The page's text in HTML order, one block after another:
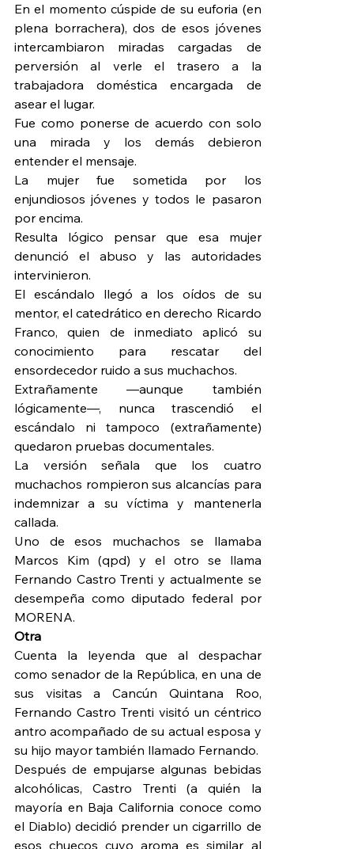
En el momento cúspide de su euforia (en
plena borrachera), dos de esos jóvenes
intercambiaron miradas cargadas de
perversión al verle el trasero a la
trabajadora doméstica encargada de
asear el lugar.
Fue como ponerse de acuerdo con solo
una mirada y los demás debieron
entender el mensaje.
La mujer fue sometida por los
enjundiosos jóvenes y todos le pasaron
por encima.
Resulta lógico pensar que esa mujer
denunció el abuso y las autoridades
intervinieron.
El escándalo llegó a los oídos de su
mentor, el catedrático en derecho Ricardo
Franco, quien de inmediato aplicó su
conocimiento para rescatar del
ensordecedor ruido a sus muchachos.
Extrañamente —aunque también
lógicamente—, nunca trascendió el
escándalo ni tampoco (extrañamente)
quedaron pruebas documentales.
La versión señala que los cuatro
muchachos rompieron sus alcancías para
indemnizar a su víctima y mantenerla
callada.
Uno de esos muchachos se llamaba
Marcos Kim (qpd) y el otro se llama
Fernando Castro Trenti y actualmente se
desempeña como diputado federal por
MORENA.
Otra
Cuenta la leyenda que al despachar
como senador de la República, en una de
sus visitas a Cancún Quintana Roo,
Fernando Castro Trenti visitó un céntrico
antro acompañado de su actual esposa y
su hijo mayor también llamado Fernando.
Después de empujarse algunas bebidas
alcohólicas, Castro Trenti (a quién la
mayoría en Baja California conoce como
el Diablo) decidió prender un cigarrillo de
esos chuecos cuyo aroma es similar al